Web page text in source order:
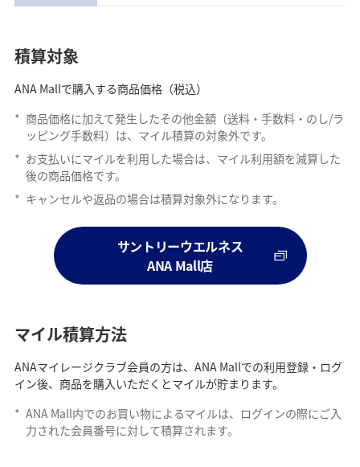
積算対象
ANA Mallで購入する商品価格（税込）
* 商品価格に加えて発生したその他金額（送料・手数料・のし/ラ
ッピング手数料）は、マイル積算の対象外です。
* お支払いにマイルを利用した場合は、マイル利用額を減算した
後の商品価格です。
* キャンセルや返品の場合は積算対象外になります。
サントリーウエルネス
ANA Mall店
マイル積算方法
ANAマイレージクラブ会員の方は、ANA Mallでの利用登録・ログ
イン後、商品を購入いただくとマイルが貯まります。
* ANA Mall内でのお買い物によるマイルは、ログインの際にご入
力された会員番号に対して積算されます。